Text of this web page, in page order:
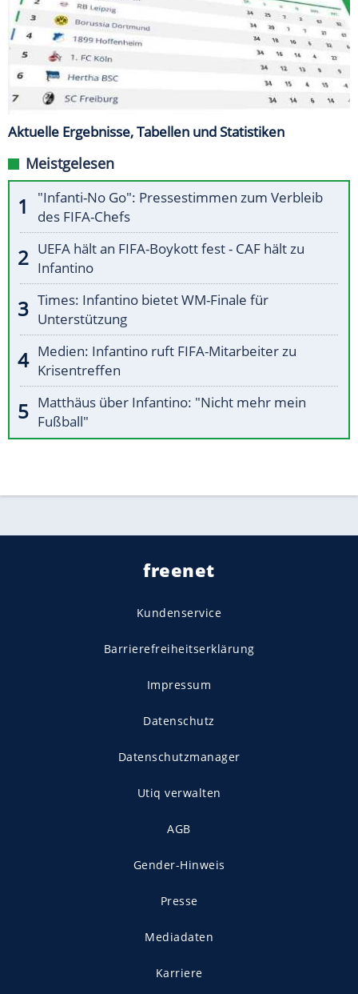
Aktuelle Ergebnisse, Tabellen und Statistiken
Meistgelesen
"Infanti-No Go": Pressestimmen zum Verbleib
des FIFA-Chefs
UEFA hält an FIFA-Boykott fest - CAF hält zu
Infantino
Times: Infantino bietet WM-Finale für
Unterstützung
Medien: Infantino ruft FIFA-Mitarbeiter zu
Krisentreffen
Matthäus über Infantino: "Nicht mehr mein
Fußball"
freenet
Kundenservice
Barrierefreiheitserklärung
Impressum
Datenschutz
Datenschutzmanager
Utiq verwalten
AGB
Gender-Hinweis
Presse
Mediadaten
Karriere